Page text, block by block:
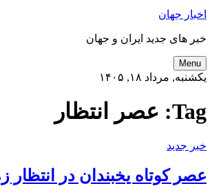
اخبار جهان
خبر های جدید ایران و جهان
Menu
یکشنبه, مرداد ۱۸, ۱۴۰۵
Tag: عصر انتظار
خبر جدید
عصر کوتاه یخبندان در انتظار